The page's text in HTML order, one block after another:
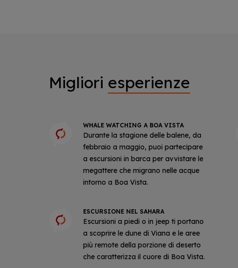
Migliori esperienze
WHALE WATCHING A BOA VISTA
Durante la stagione delle balene, da
febbraio a maggio, puoi partecipare
a escursioni in barca per avvistare le
megattere che migrano nelle acque
intorno a Boa Vista.
ESCURSIONE NEL SAHARA
Escursioni a piedi o in jeep ti portano
a scoprire le dune di Viana e le aree
più remote della porzione di deserto
che caratterizza il cuore di Boa Vista.